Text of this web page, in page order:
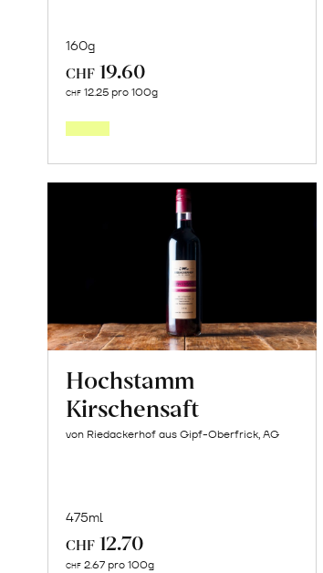
160g
CHF 19.60
CHF 12.25 pro 100g
Hochstamm
Kirschensaft
von Riedackerhof aus Gipf-Oberfrick, AG
475ml
CHF 12.70
CHF 2.67 pro 100g